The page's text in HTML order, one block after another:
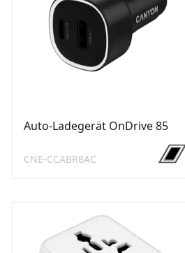
Auto-Ladegerät OnDrive 85
CNE-CCABR8AC